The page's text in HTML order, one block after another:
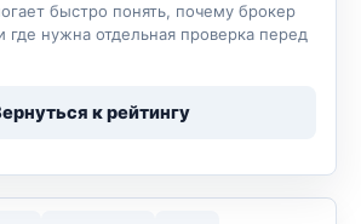
быстро понять, почему брокер
где нужна отдельная проверка перед
к рейтингу